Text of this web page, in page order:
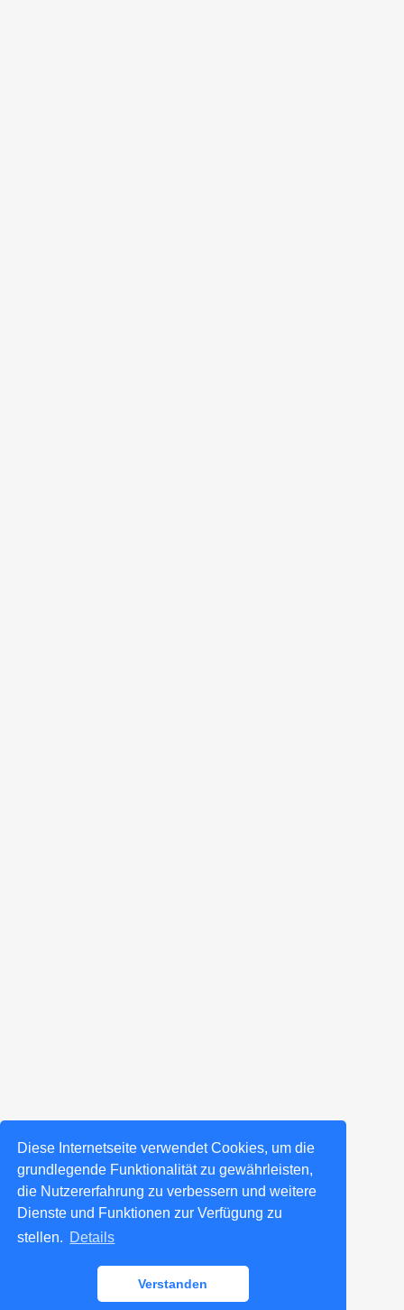
Diese Internetseite verwendet Cookies, um die
grundlegende Funktionalität zu gewährleisten,
die Nutzererfahrung zu verbessern und weitere
Dienste und Funktionen zur Verfügung zu
stellen. Details
Verstanden